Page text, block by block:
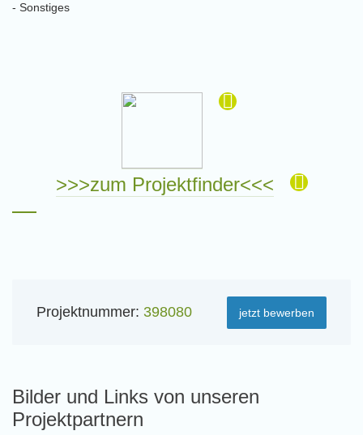
- Sonstiges
>>>zum Projektfinder<<<
Projektnummer: 398080 jetzt bewerben
Bilder und Links von unseren
Projektpartnern